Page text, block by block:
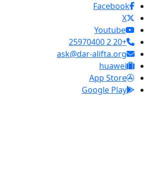
Facebook
X
Youtube
+20 2 25970400
ask@dar-alifta.org
huawei
App Store
Google Play